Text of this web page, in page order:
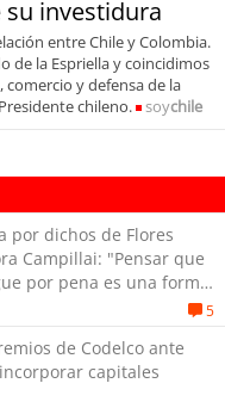
su investidura
entre Chile y Colombia.
de la Espriella y coincidimos
y defensa de la
chileno.
soychile
por dichos de Flores
Campillai: "Pensar que
por pena es una forma
5
de Codelco ante
capitales